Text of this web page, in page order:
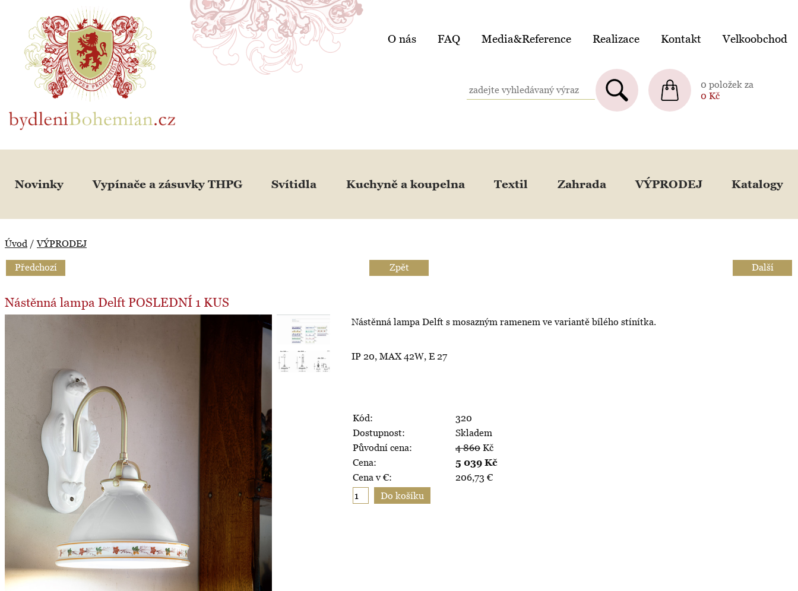
BydleniBohemian.cz
O nás FAQ Media&Reference Realizace Kontakt Velkoobchod
0 položek za
0 Kč
Novinky Vypínače a zásuvky THPG Svítidla Kuchyně a koupelna Textil Zahrada VÝPRODEJ Katalogy
Úvod /VÝPRODEJ
Předchozí Zpět Další
Nástěnná lampa Delft POSLEDNÍ 1 KUS
Nástěnná lampa Delft s mosazným ramenem ve variantě bílého stínítka.
IP 20, MAX 42W, E 27
Kód:
320
Dostupnost:
Skladem
Původní cena:
4 860 Kč
Cena:
5 039 Kč
Cena v €:
206,73 €